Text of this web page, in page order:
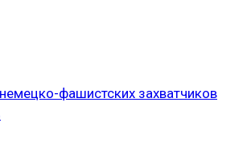
фашистских захватчиков